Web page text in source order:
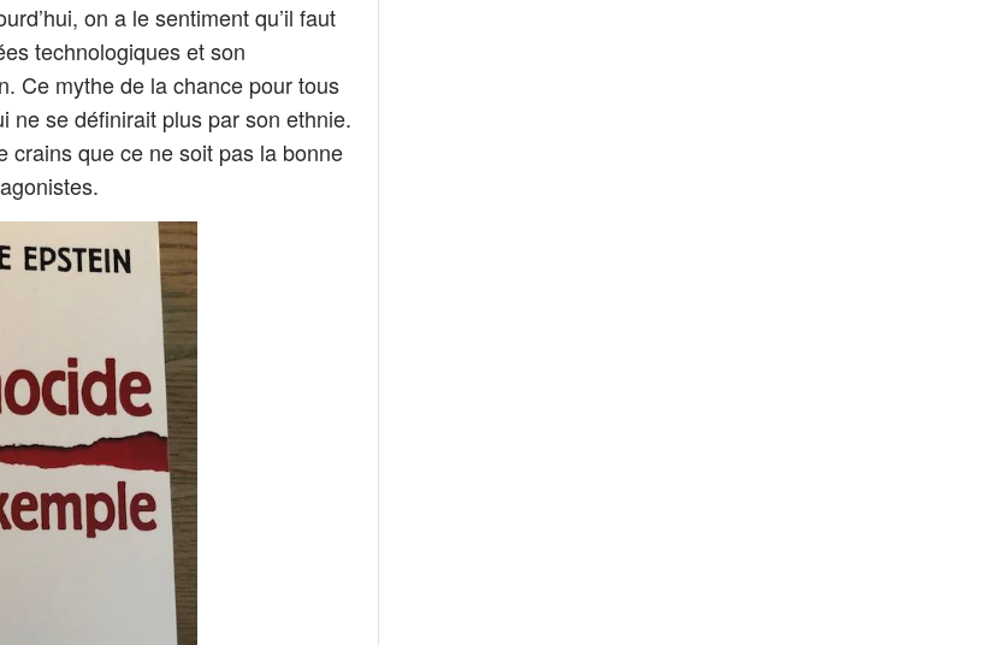
on a le sentiment qu’il faut
technologiques et son
Ce mythe de la chance pour tous
ne se définirait plus par son ethnie.
crains que ce ne soit pas la bonne